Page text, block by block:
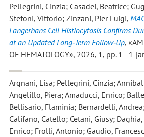
Pellegrini, Cinzia; Casadei, Beatrice;
Stefoni, Vittorio; Zinzani, Pier Luigi,
Langerhans Cell Histiocytosis Confirms
at an Updated Long‐Term Follow‐Up,
OF HEMATOLOGY», 2026, 1, pp. 1 - 1
Argnani, Lisa; Pellegrini, Cinzia;
Angelillo, Piera; Amaducci, Enrico;
Bellisario, Flaminia; Bernardelli,
Califano, Catello; Cetani, Giusy;
Enrico; Frolli, Antonio; Gaudio,